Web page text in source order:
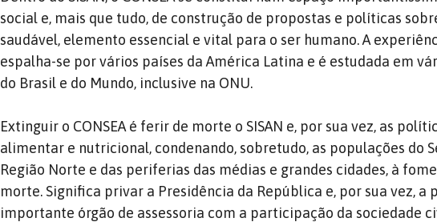
social e, mais que tudo, de construção de propostas e políticas
saudável, elemento essencial e vital para o ser humano. A
espalha-se por vários países da América Latina e é estudada em
do Brasil e do Mundo, inclusive na ONU.
Extinguir o CONSEA é ferir de morte o SISAN e, por sua vez, as
alimentar e nutricional, condenando, sobretudo, as populações do
Região Norte e das periferias das médias e grandes cidades, à
morte. Significa privar a Presidência da República e, por sua vez, a
importante órgão de assessoria com a participação da sociedade